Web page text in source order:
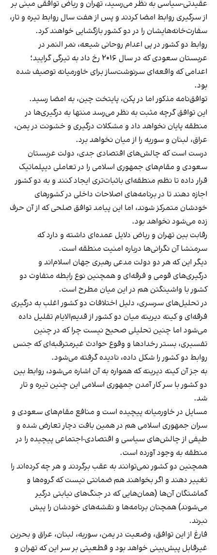
عقیدتی-سیاسی به نظر می‌رسید، تهران و ریاض توافقی مبنی بر
از سرگیری روابط امضا کردند و پس از هفت سال روابط تیره‌ و تار،
سفارت‌خانه‌هایشان را در دو کشور بازگشایی خواهند کرد.
روابط دو کشور در پی اعدام روحانی شیعه، نمر النمر در
عربستان سعودی که در سال ۲۰۱۶ رخ داد به تیرگی گرایید؛
اعدامی که واقعه‌ای سرنوشت‌ساز برای خاورمیانه توصیف شده
بود.
توافق‌نامه مذکور اما در پکن، پایتخت چین، به امضا رسید.
این توافق گرچه مثبت به نظر می‌رسد منتها به درگیری‌ها در
منطقه پایان نخواهد داد و مشکلات درگیری و خشونت در یمن،
عراق، لبنان و سوریه را از میان نخواهد برد.
درست است که چالش‌های اقتصادی جدی، دولت عربستان
سعودی و مقام‌های جمهوری اسلامی را در تعاملی دیپلماتیک
قرار داده تا نظم منطقه‌ای باثبات‌تری ایجاد کنند و به دو کشور
اجازه دهند تا در برنامه‌های اصلاحات داخلی در کشورهای
خودشان متمرکز شوند، اما این پیامد توافق صلحی که از آن حرف
زده می‌شود نخواهد بود.
رقابت بین تهران و ریاض دلایل عمده‌ای داشته و دارد که
سرمنشا آن نگرانی‌ها درباره امنیت منطقه است.
دیگر این که هر دو دولت مدعی رهبری جهان اسلام‌اند و
درگیری‌های قومی و فرقه‌ای و همچنین نوع رابطه متفاوت دو
کشور با واشینگتن هم در این میان مطرح است.
در تحلیل‌های سرسری، دلیل اختلافات دو کشور اغلب به درگیری
فرقه‌ای و کینه‌ دیرینه میان دو کشور از قدیم‌الایام تقلیل داده
می‌شود اما چنین تحلیلی صحیح نیست چرا که در چنین
تفسیری، بستر رخدادها و وقوع حوادث غیرمترقبه‌ای که جنس
روابط دو کشور را شکل داده، نادیده گرفته می‌شود.
به جز آن کینه دیرینه که همواره به آن اشاره می‌شود، روابط بین
دو کشور با سر کار آمدن جمهوری اسلامی این‌ چنین تیره‌ و تار
شد.
مسایل در خاورمیانه پیچیده است و منافع مقام‌های سعودی و
سران جمهوری اسلامی هم در همین بافت دچار تعارض شده و
طیفی از چالش‌های سیاسی و اقتصادی-‌اجتماعی پیچیده را در
منطقه به وجود آورده است.
همچنین دو کشور نمی‌توانند به عقب برگردند و هر چه کرده‌اند را
تغییر دهند و اگر بخواهند هم ضمانتی نیست که گروه‌ها و
گماشتگان آن‌ها (همان‌هایی که در جنگ‌های نیابتی درگیر
می‌شوند) همچنان برنامه‌ها و نقشه‌های خودشان را پیش
نبرند.
فارغ از این توافق، وضعیت در یمن، سوریه، لبنان، عراق و بحرین
غیرقابل‌ پیش‌بینی خواهد بود و قطعیتی بر سر این که تهران و